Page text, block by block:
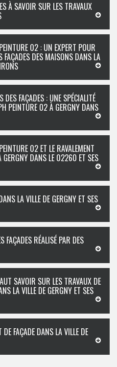
À SAVOIR SUR LES TRAVAUX
02 : UN EXPERT POUR
FAÇADES DES MAISONS DANS LA
DES FAÇADES : UNE SPÉCIALITÉ
PEINTURE 02 À GERGNY DANS
02 ET LE RAVALEMENT
GERGNY DANS LE 02260 ET SES
LA VILLE DE GERGNY ET SES
FAÇADES RÉALISÉ PAR DES
SAVOIR SUR LES TRAVAUX DE
LA VILLE DE GERGNY ET SES
FAÇADE DANS LA VILLE DE